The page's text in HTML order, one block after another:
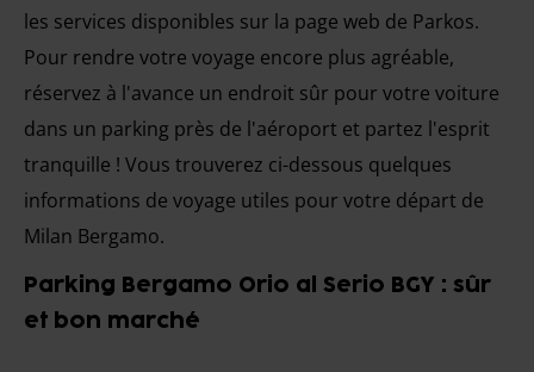
les services disponibles sur la page web de Parkos.
Pour rendre votre voyage encore plus agréable,
réservez à l'avance un endroit sûr pour votre voiture
dans un parking près de l'aéroport et partez l'esprit
tranquille ! Vous trouverez ci-dessous quelques
informations de voyage utiles pour votre départ de
Milan Bergamo.
Parking Bergamo Orio al Serio BGY : sûr
et bon marché